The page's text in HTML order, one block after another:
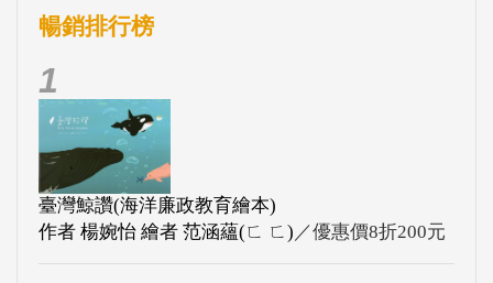
暢銷排行榜
1
臺灣鯨讚(海洋廉政教育繪本)
作者 楊婉怡 繪者 范涵蘊(ㄈ ㄈ) ／優惠價8折200元